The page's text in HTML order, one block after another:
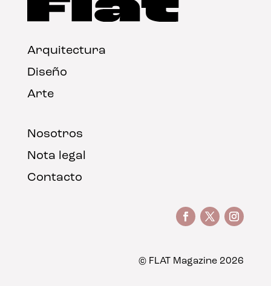
Arquitectura
Diseño
Arte
Nosotros
Nota legal
Contacto
© FLAT Magazine 2026